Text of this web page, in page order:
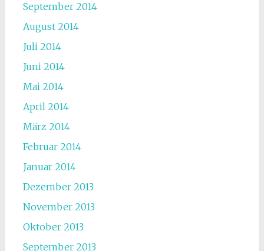
September 2014
August 2014
Juli 2014
Juni 2014
Mai 2014
April 2014
März 2014
Februar 2014
Januar 2014
Dezember 2013
November 2013
Oktober 2013
September 2013